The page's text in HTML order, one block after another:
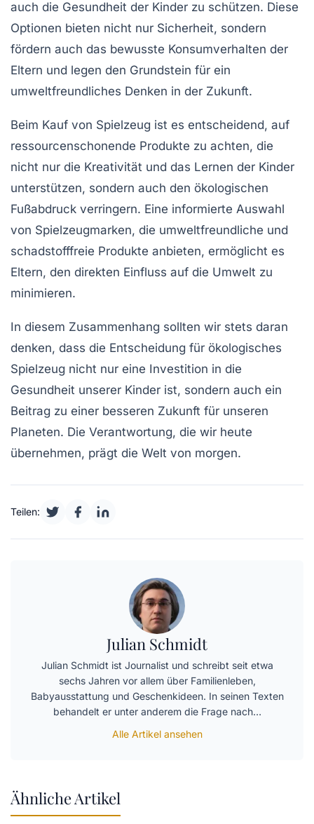
auch die Gesundheit der Kinder zu schützen. Diese
Optionen bieten nicht nur Sicherheit, sondern
fördern auch das bewusste Konsumverhalten der
Eltern und legen den Grundstein für ein
umweltfreundliches Denken in der Zukunft.
Beim Kauf von Spielzeug ist es entscheidend, auf
ressourcenschonende Produkte zu achten, die
nicht nur die Kreativität und das Lernen der Kinder
unterstützen, sondern auch den ökologischen
Fußabdruck verringern. Eine informierte Auswahl
von Spielzeugmarken, die umweltfreundliche und
schadstofffreie Produkte anbieten, ermöglicht es
Eltern, den direkten Einfluss auf die Umwelt zu
minimieren.
In diesem Zusammenhang sollten wir stets daran
denken, dass die Entscheidung für ökologisches
Spielzeug nicht nur eine Investition in die
Gesundheit unserer Kinder ist, sondern auch ein
Beitrag zu einer besseren Zukunft für unseren
Planeten. Die Verantwortung, die wir heute
übernehmen, prägt die Welt von morgen.
Teilen:
Julian Schmidt
Julian Schmidt ist Journalist und schreibt seit etwa
sechs Jahren vor allem über Familienleben,
Babyausstattung und Geschenkideen. In seinen Texten
behandelt er unter anderem die Frage nach…
Alle Artikel ansehen
Ähnliche Artikel